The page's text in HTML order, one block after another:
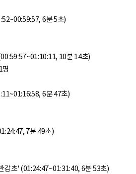
6분 5초)
10분 14초)
명
6분 47초)
7분 49초)
감초' (01:24:47~01:31:40, 6분 53초)